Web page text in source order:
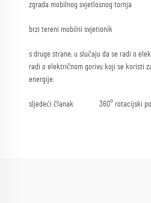
zgrada mobilnog svjetlosnog tornja
brzi tereni mobilni svjetionik
s druge strane, u slučaju da se radi o
radi o električnom gorivu koji se koristi
energije.
sljedeći članak 360° rotacijski